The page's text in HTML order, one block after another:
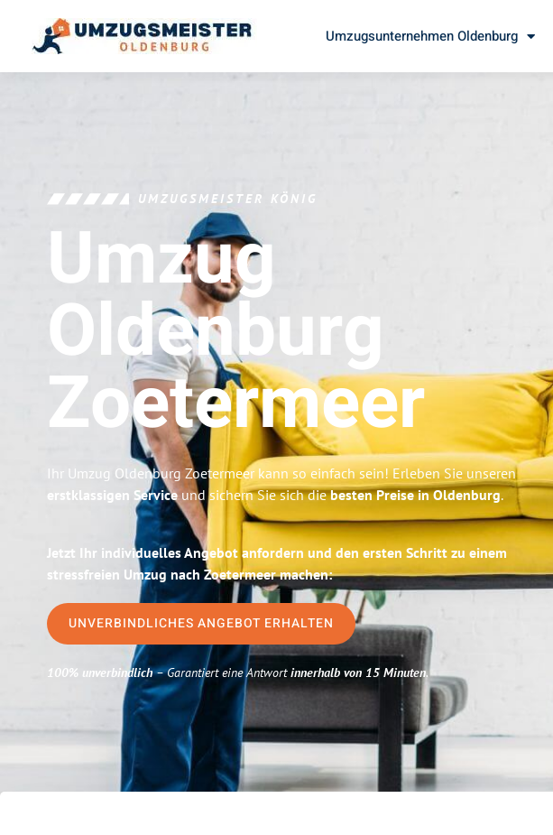
Umzugsunternehmen Oldenburg
UMZUGSMEISTER KÖNIG
Umzug
Oldenburg
Zoetermeer
Ihr Umzug Oldenburg Zoetermeer kann so einfach sein! Erleben Sie unseren
erstklassigen Serviceund sichern Sie sich diebesten Preise in Oldenburg.
Jetzt Ihr individuelles Angebot anfordern und den ersten Schritt zu einem
stressfreien Umzug nach Zoetermeer machen:
UNVERBINDLICHES ANGEBOT ERHALTEN
100% unverbindlich– Garantiert eine Antwortinnerhalb von 15 Minuten.